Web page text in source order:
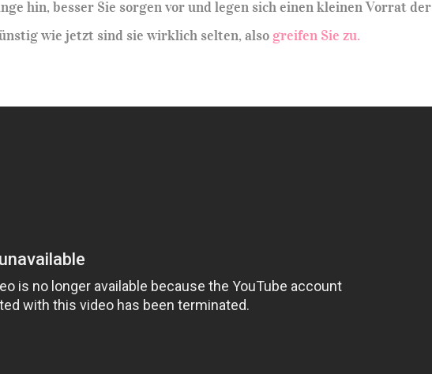
hin, besser Sie sorgen vor und legen sich einen kleinen Vorrat der
wie jetzt sind sie wirklich selten, also greifen Sie zu.